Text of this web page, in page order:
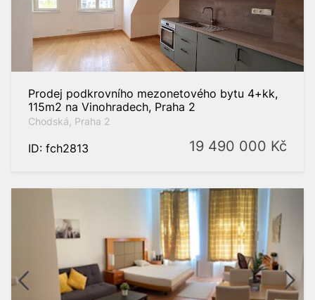
Prodej podkrovního mezonetového bytu 4+kk,
115m2 na Vinohradech, Praha 2
Chodská, Praha 2
ID: fch2813 19 490 000 Kč